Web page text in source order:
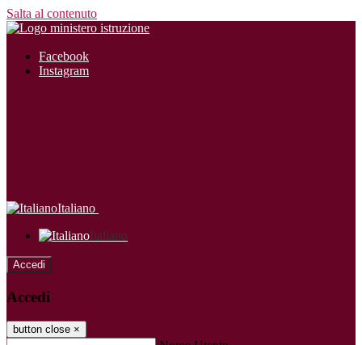
Salta al contenuto
Facebook
Instagram
Italiano
Italiano
Accedi
Accedi
button close ×